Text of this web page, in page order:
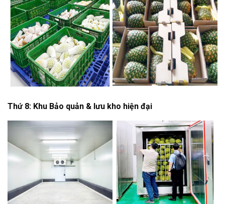
Thứ 8: Khu Bảo quản & lưu kho hiện đại